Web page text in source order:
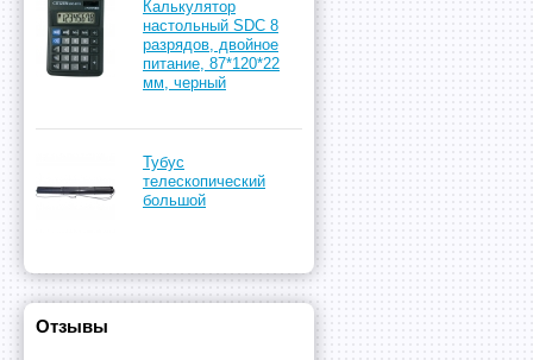
Калькулятор
настольный SDC 8
разрядов, двойное
питание, 87*120*22
мм, черный
Тубус
телескопический
большой
Отзывы